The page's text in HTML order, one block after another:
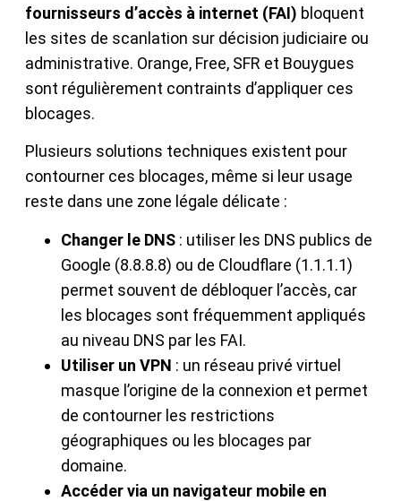
fournisseurs d’accès à internet (FAI) bloquent
les sites de scanlation sur décision judiciaire ou
administrative. Orange, Free, SFR et Bouygues
sont régulièrement contraints d’appliquer ces
blocages.
Plusieurs solutions techniques existent pour
contourner ces blocages, même si leur usage
reste dans une zone légale délicate :
Changer le DNS : utiliser les DNS publics de
Google (8.8.8.8) ou de Cloudflare (1.1.1.1)
permet souvent de débloquer l’accès, car
les blocages sont fréquemment appliqués
au niveau DNS par les FAI.
Utiliser un VPN : un réseau privé virtuel
masque l’origine de la connexion et permet
de contourner les restrictions
géographiques ou les blocages par
domaine.
Accéder via un navigateur mobile en